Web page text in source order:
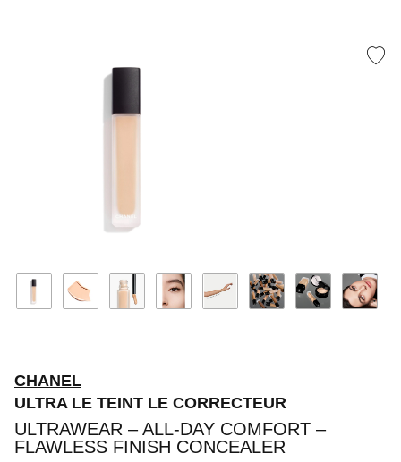
CHANEL
ULTRA LE TEINT LE CORRECTEUR
ULTRAWEAR – ALL-DAY COMFORT –
FLAWLESS FINISH CONCEALER